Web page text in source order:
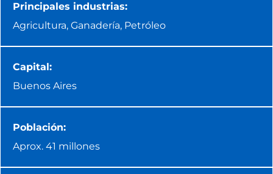
Principales industrias:
Agricultura, Ganadería, Petróleo
Capital:
Buenos Aires
Población:
Aprox. 41 millones